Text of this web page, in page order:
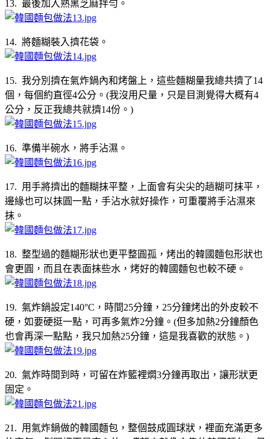
13. 最後加入熟黑芝麻拌勻。
14. 將麵糊裝入擠花袋。
15. 我分別擠在氣炸鍋內和烤盤上，這些麵糊量我總共擠了14
個，每個約直徑4公分。(我沒用尺量，只是目測覺得大概有4
公分，反正我總共就擠14份。)
16. 準備半碗水，將手沾濕。
17. 用手將擠出的麵糊抹平整，上面會有尖尖的趟糊可抹平，
邊緣也可以抹圓一點，手沾水就好操作，可重覆將手沾濕來
抹。
18. 整型過的麵糊形狀也更平整圓孤，烤出的韓國麵包形狀也
會更圓，而且在表面抹些水，烤好的韓國麵包也較不硬。
19. 氣炸鍋設定140°C，時間25分鐘，25分鐘烤出的外皮較不
硬，如要硬挺一點，可再多氣炸2分鐘。(但多加熱2分鐘顏色
也會再深一點點，我只加熱25分鐘，這是我喜歡的狀態。)
20. 氣炸時間到時，可留在炸籃裡燜3分鐘再取出，讓形狀更
固定。
21. 用氣炸鍋做的韓國麵包，整個鼓成圓球狀，裡面充滿更多